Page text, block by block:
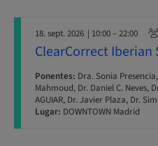
18. sept. 2026 | 10:00 – 22:00
ClearCorrect Iberian
Ponentes: Dra. Sonia
Mahmoud, Dr. Daniel C. Neves,
AGUIAR, Dr. Javier Plaza, Dr.
Lugar: DOWNTOWN Madrid